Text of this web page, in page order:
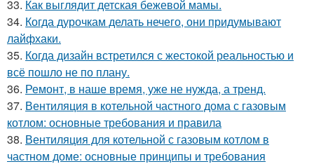
33. Как выглядит детская бежевой мамы.
34. Когда дурочкам делать нечего, они придумывают
лайфхаки.
35. Когда дизайн встретился с жестокой реальностью и
всё пошло не по плану.
36. Ремонт, в наше время, уже не нужда, а тренд.
37. Вентиляция в котельной частного дома с газовым
котлом: основные требования и правила
38. Вентиляция для котельной с газовым котлом в
частном доме: основные принципы и требования